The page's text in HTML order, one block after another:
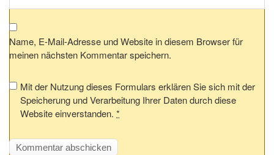
Name, E-Mail-Adresse und Website in diesem Browser für
meinen nächsten Kommentar speichern.
Mit der Nutzung dieses Formulars erklären Sie sich mit der
Speicherung und Verarbeitung Ihrer Daten durch diese
Website einverstanden. *